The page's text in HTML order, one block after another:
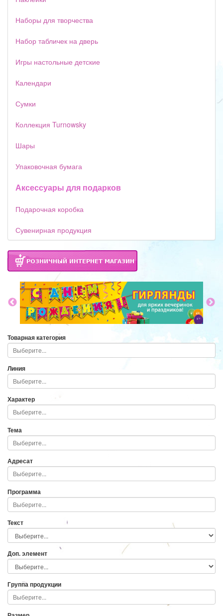
Наборы для творчества
Набор табличек на дверь
Игры настольные детские
Календари
Сумки
Коллекция Turnowsky
Шары
Упаковочная бумага
Аксессуары для подарков
Подарочная коробка
Сувенирная продукция
Товарная категория
Линия
Характер
Тема
Адресат
Программа
Текст
Доп. элемент
Группа продукции